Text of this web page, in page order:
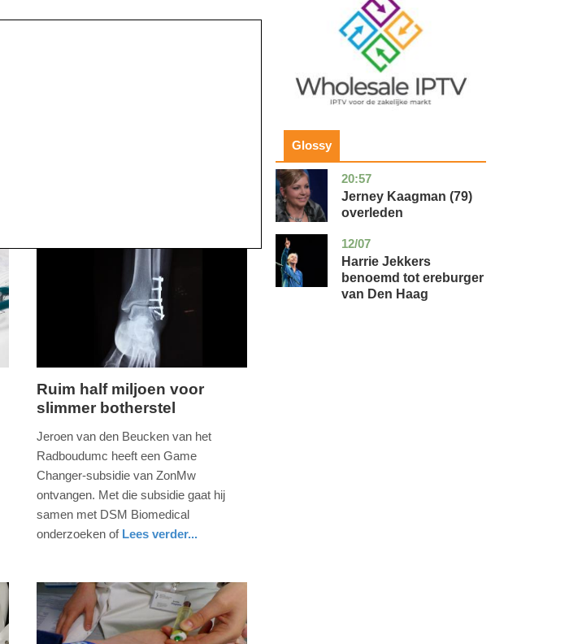
2025
donderdag,
04-
2025
09:10
Ruim half miljoen voor
slimmer botherstel
Jeroen van den Beucken van het
Radboudumc heeft een Game
Changer-subsidie van ZonMw
ontvangen. Met die subsidie gaat hij
samen met DSM Biomedical
onderzoeken of Lees verder...
Glossy
20:57
noord-
holland
glossy
Jerney Kaagman (79)
overleden
12/07
zuid-
holland
glossy
Harrie Jekkers
benoemd tot ereburger
van Den Haag